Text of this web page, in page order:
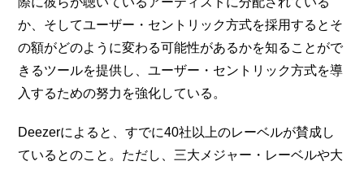
か、そしてユーザー・セントリック方式を採用するとそ
の額がどのように変わる可能性があるかを知ることがで
きるツールを提供し、ユーザー・セントリック方式を導
入するための努力を強化している。
Deezerによると、すでに40社以上のレーベルが賛成し
ているとのこと。ただし、三大メジャー・レーベルや大